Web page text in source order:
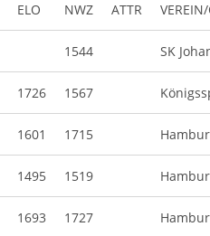
ELO NWZ ATTR
1544 SK
1726 1567
1601 1715
1495 1519
1693 1727